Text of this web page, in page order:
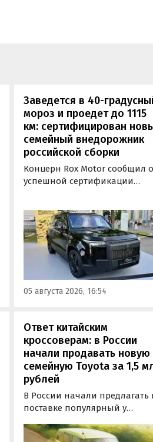
Заведется в 40-
мороз и проедет до 1115
км: сертифицирован
семейный внедорожник
российской сборки
Концерн Rox Motor сообщил
успешной сертификации
Модель получила Одобрение
типа транспортного
(ОТТС), позволяющее
выпускаться на
калининградском заводе
«Автотор» с российским VIN-
номером.
05 августа 2026, 16:54
Ответ китайским
кроссоверам: в России
начали продавать новую
семейную Toyota за 1,5
рублей
В России начали предлагать
поставке популярный у
Roomy, созданный